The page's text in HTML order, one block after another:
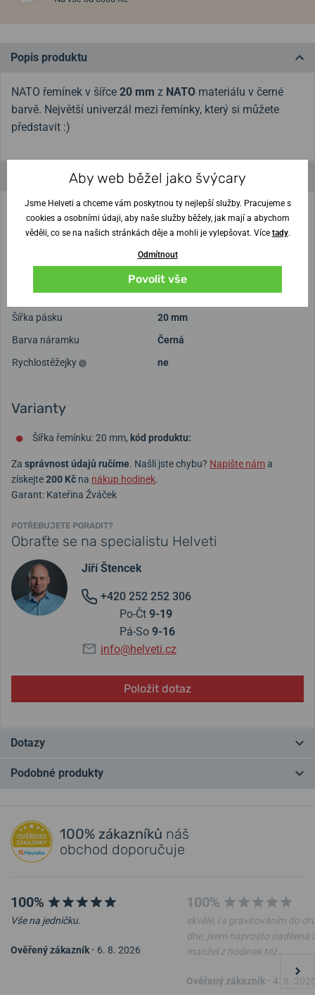
Popis produktu
NATO řemínek v šířce 20 mm z NATO materiálu v černé
barvě. Největší univerzál mezi řemínky, který si můžete
představit :)
Parametry a funkce
Určení Pánské
Textil
Spona
Trnová
Šířka pásku
20 mm
Barva náramku
Černá
Rychlostěžejky
ne
Varianty
Šířka řemínku: 20 mm, kód produktu:
Za správnost údajů ručíme. Našli jste chybu? Napište náma
získejte200 Kč na nákup hodinek.
Garant: Kateřina Žváček
POTŘEBUJETE PORADIT?
Obraťte se na specialistu Helveti
Jiří Štencek
+420 252 252 306
Po-Čt 9-19
Pá-So 9-16
info@helveti.cz
Položit dotaz
Dotazy
Přidat dotaz
Podobné produkty
černý
100% zákazníků náš
obchod doporučuje
100%
Vše na jedničku.
Ověřený zákazník • 6. 8. 2026
100%
skvělé, i s gravírováním do
dne, jsem naprosto nadšená
manžel z hodinek též
Ověřený zákazník 4. 8.
Aby web běžel jako švýcary
Jsme Helveti a chceme vám poskytnou ty nejlepší služby. Pracujeme s
cookies a osobními údaji, aby naše služby běžely, jak mají a abychom
věděli, co se na našich stránkách děje a mohli je vylepšovat. Více tady.
Odmítnout
Povolit vše